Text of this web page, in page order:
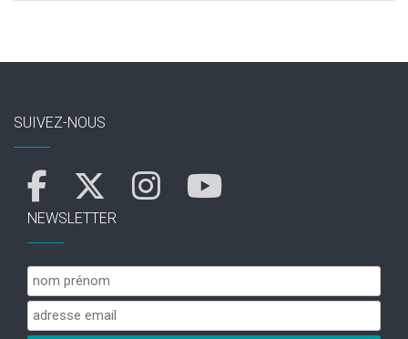
SUIVEZ-NOUS
NEWSLETTER